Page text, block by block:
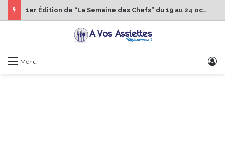
1er Édition de “La Semaine des Chefs” du 19 au 24 octobre 2026
Menu